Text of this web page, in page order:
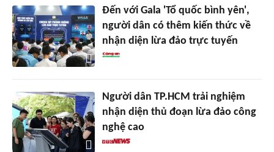
Đến với Gala 'Tổ quốc bình yên',
người dân có thêm kiến thức về
nhận diện lừa đảo trực tuyến
Người dân TP.HCM trải nghiệm
nhận diện thủ đoạn lừa đảo công
nghệ cao